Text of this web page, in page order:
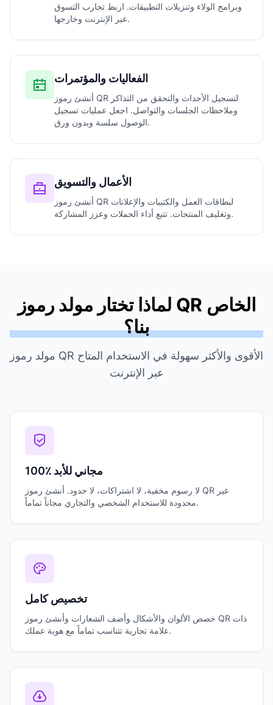
وبرامج الولاء وتنزيلات التطبيقات. اربط تجارب التسوق
عبر الإنترنت وخارجها.
الفعاليات والمؤتمرات
أنشئ رموز QR لتسجيل الأحداث والتحقق من التذاكر
وملاحظات الجلسات والتواصل. اجعل عمليات تسجيل
الوصول سلسة وبدون ورق.
الأعمال والتسويق
أنشئ رموز QR لبطاقات العمل والكتيبات والإعلانات
وتغليف المنتجات. تتبع أداء الحملات وعزز المشاركة.
لماذا تختار مولد رموز QR الخاص
بنا؟
مولد رموز QR الأقوى والأكثر سهولة في الاستخدام المتاح
عبر الإنترنت
100٪ مجاني للأبد
لا رسوم مخفية، لا اشتراكات، لا حدود. أنشئ رموز QR غير
محدودة للاستخدام الشخصي والتجاري مجاناً تماماً.
تخصيص كامل
خصص الألوان والأشكال وأضف الشعارات وأنشئ رموز QR ذات
علامة تجارية تتناسب تماماً مع هوية عملك.